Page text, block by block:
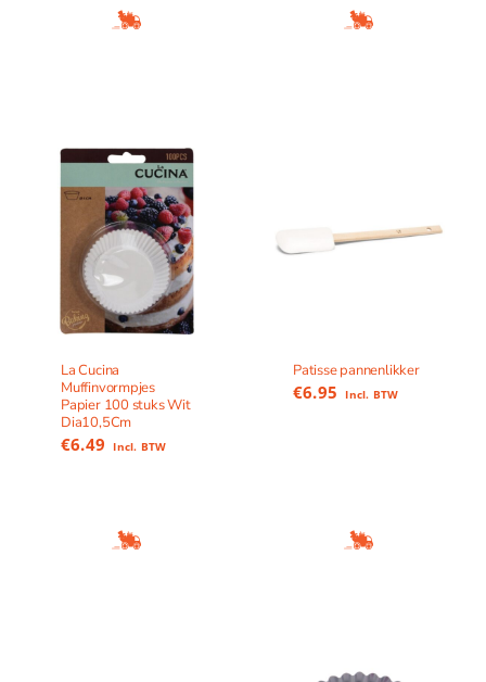
La Cucina
Muffinvormpjes
Papier 100 stuks Wit
Dia10,5Cm
€6.49 Incl. BTW
Patisse pannenlikker
€6.95 Incl. BTW